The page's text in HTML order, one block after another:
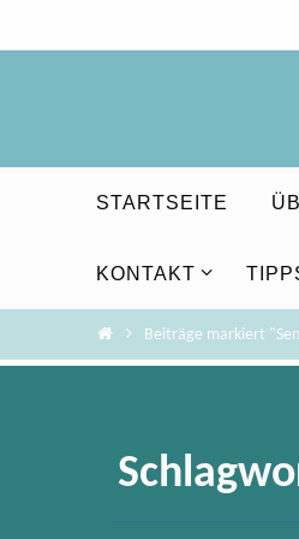
Inhalt
STARTSEITE
KONTAKT
HomeBeiträge markiert